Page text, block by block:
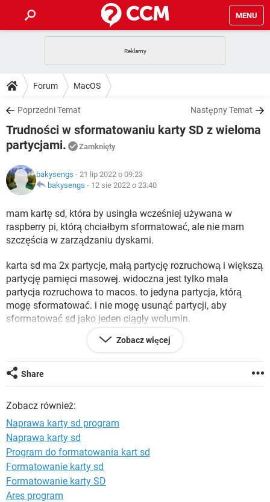
MENU
GRY
SPOTIFY
INSTAGRAM FACEBOOK
WINDOWS 10
PORADY
PlayStation
SPOTIFY
WINDOWS 10
DO POBRANIA
ANDROID TIKTOK
GRY
IOS
INSTAGRAM
WINDOWS 10
FORUM
GRY WHATSAPP
INSTAGRAM FACEBOOK
WINDOWS 10
ARTYKUŁY
COVID-19
GRY WHATSAPP
SPOTIFY
WINDOWS 10
Forum MacOS
Poprzedni Temat Następny Temat
Trudności w sformatowaniu karty SD z wieloma
partycjami.
Zamknięty
bakysengs - 21 lip 2022 o 09:23
bakysengs - 12 sie 2022 o 23:40
mam kartę sd, która by usingła wcześniej używana w
raspberry pi, którą chciałbym sformatować, ale nie mam
szczęścia w zarządzaniu dyskami.
karta sd ma 2x partycje, małą partycję rozruchową i większą
partycję pamięci masowej. widoczna jest tylko mała
partycja rozruchowa to macos. to jedyna partycja, którą
mogę sformatować. i nie mogę usunąć partycji, aby
sformatować sd jako jeden ciągły wolumin.
Zobacz więcej
Share
Zobacz również:
Naprawa karty sd program
Naprawa karty sd
Program do formatowania kart sd
Formatowanie karty sd
Formatowanie karty SD
Ares program